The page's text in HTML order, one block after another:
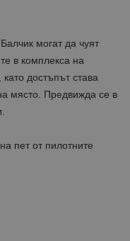
могат да чуят
в комплекса на
достъпът става
място. Предвижда се в
пет от пилотните